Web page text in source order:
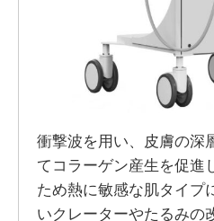
衝撃波を用い、皮膚の深
てコラーゲン産生を促進
ため熱に敏感な肌タイプ
いクレーターやたるみの